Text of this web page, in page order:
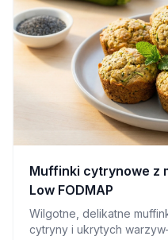
Muffinki cytrynowe z
Low FODMAP
Wilgotne, delikatne
cytryny i ukrytych